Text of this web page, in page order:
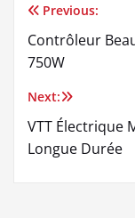
Navigation
de
l’article
Previous:
Contrôleur
750W
Next:
VTT Électrique
Longue Durée